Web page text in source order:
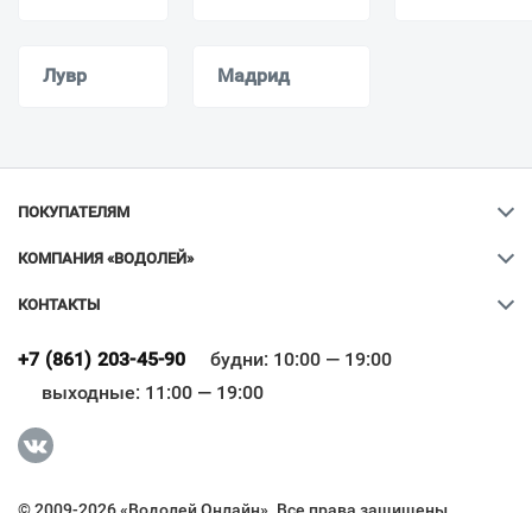
Лувр Мадрид
ПОКУПАТЕЛЯМ
КОМПАНИЯ «ВОДОЛЕЙ»
КОНТАКТЫ
+7 (861) 203-45-90
будни: 10:00 — 19:00
выходные: 11:00 — 19:00